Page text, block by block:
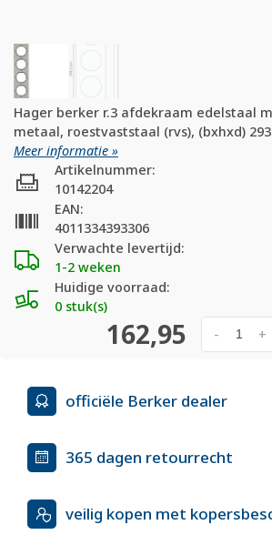
Hager berker r.3 afdekraam edelstaal
metaal, roestvaststaal (rvs), (bxhxd)
Meer informatie »
Verwachte levertijd:
1-2 weken
Huidige voorraad:
0 stuk(s)
Artikelnummer:
10142204
EAN:
4011334393306
162,95 +
-
officiële Berker dealer
365 dagen retourrecht
veilig kopen met